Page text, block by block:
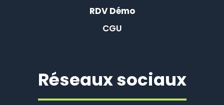
RDV Démo
CGU
Réseaux sociaux